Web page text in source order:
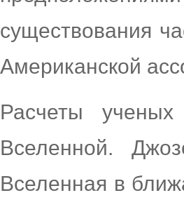
существования
Американской
Расчеты
Вселенной.
Вселенная в